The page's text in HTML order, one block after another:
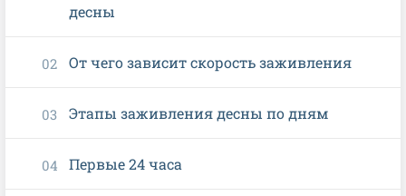
десны
От чего зависит скорость заживления
Этапы заживления десны по дням
Первые 24 часа